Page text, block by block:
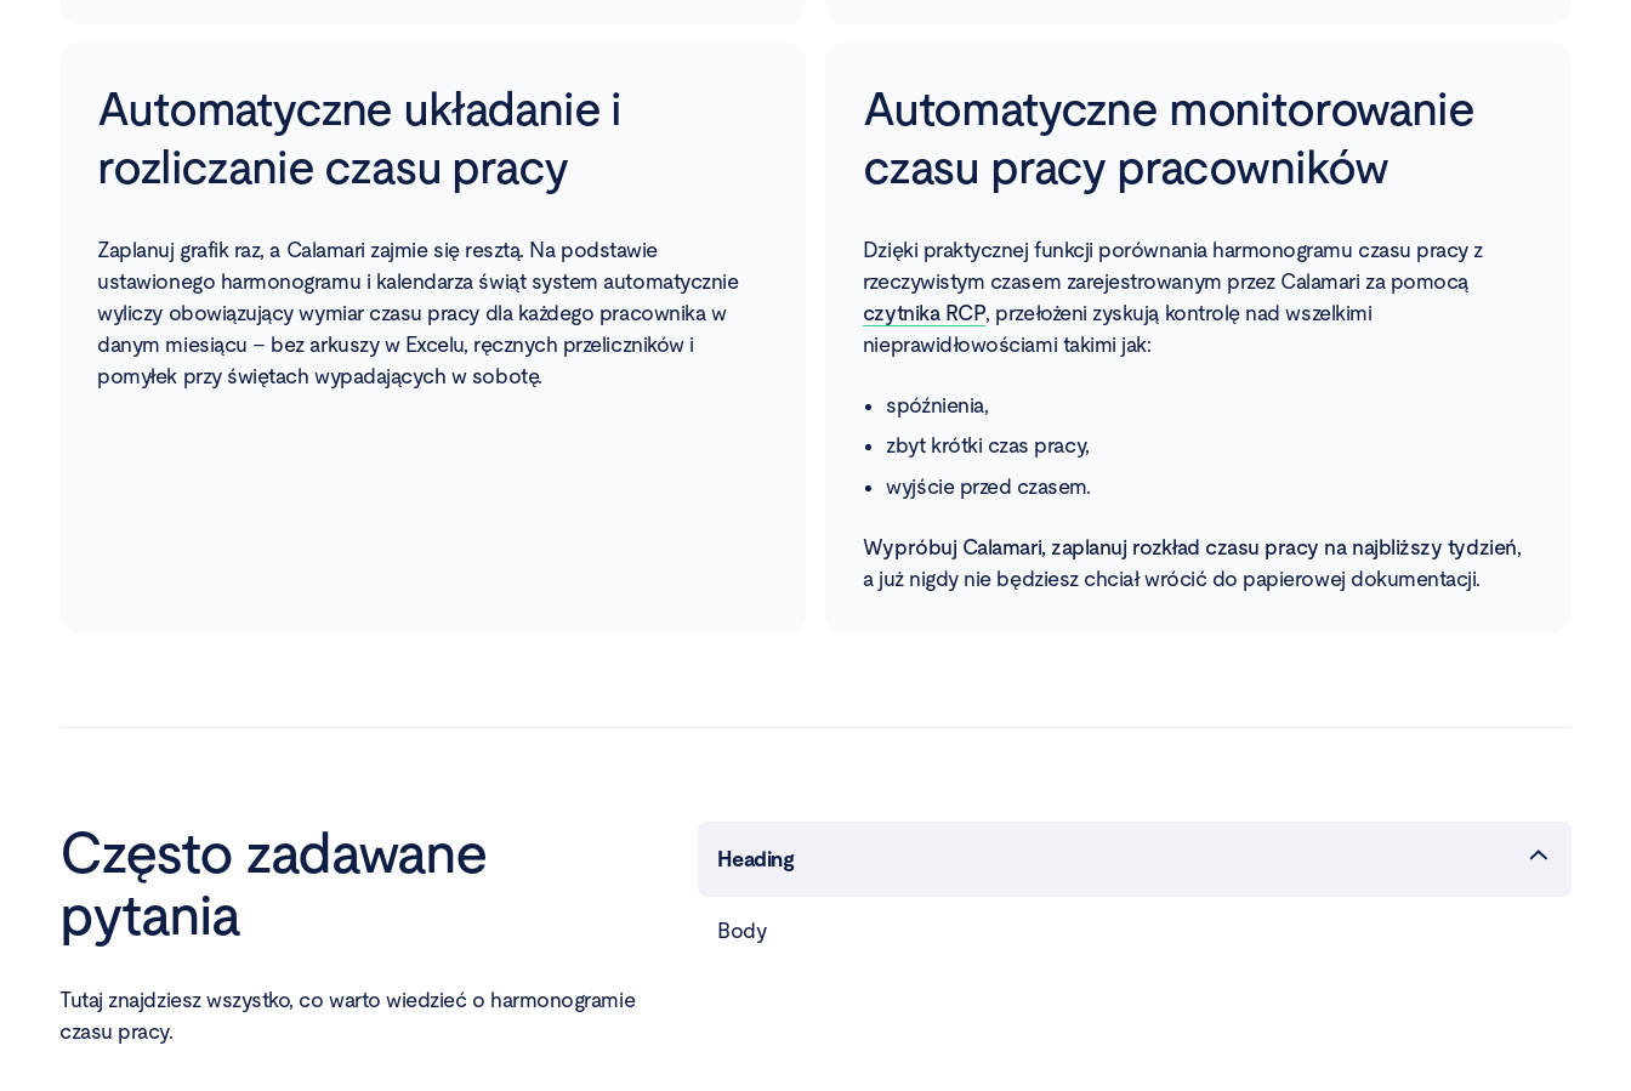
Automatyczne układanie i
rozliczanie czasu pracy
Zaplanuj grafik raz, a Calamari zajmie się resztą. Na podstawie
ustawionego harmonogramu i kalendarza świąt system automatycznie
wyliczy obowiązujący wymiar czasu pracy dla każdego pracownika w
danym miesiącu – bez arkuszy w Excelu, ręcznych przeliczników i
pomyłek przy świętach wypadających w sobotę.
Automatyczne monitorowanie
czasu pracy pracowników
Dzięki praktycznej funkcji porównania harmonogramu czasu pracy z
rzeczywistym czasem zarejestrowanym przez Calamari za pomocą
czytnika RCP, przełożeni zyskują kontrolę nad wszelkimi
nieprawidłowościami takimi jak:
spóźnienia,
zbyt krótki czas pracy,
wyjście przed czasem.
Wypróbuj Calamari, zaplanuj rozkład czasu pracy na najbliższy tydzień,
a już nigdy nie będziesz chciał wrócić do papierowej dokumentacji.
Często zadawane
pytania
Tutaj znajdziesz wszystko, co warto wiedzieć o harmonogramie
czasu pracy.
Heading
Body